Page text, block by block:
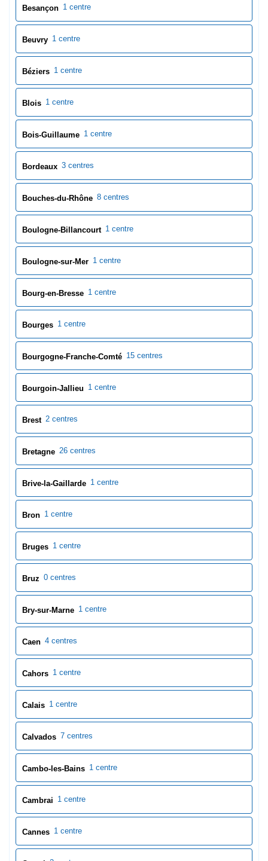
Besançon 1 centre
Beuvry 1 centre
Béziers 1 centre
Blois 1 centre
Bois-Guillaume 1 centre
Bordeaux 3 centres
Bouches-du-Rhône 8 centres
Boulogne-Billancourt 1 centre
Boulogne-sur-Mer 1 centre
Bourg-en-Bresse 1 centre
Bourges 1 centre
Bourgogne-Franche-Comté 15 centres
Bourgoin-Jallieu 1 centre
Brest 2 centres
Bretagne 26 centres
Brive-la-Gaillarde 1 centre
Bron 1 centre
Bruges 1 centre
Bruz 0 centres
Bry-sur-Marne 1 centre
Caen 4 centres
Cahors 1 centre
Calais 1 centre
Calvados 7 centres
Cambo-les-Bains 1 centre
Cambrai 1 centre
Cannes 1 centre